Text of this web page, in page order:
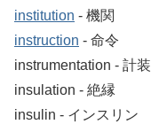
institution ‐ 機関
instruction ‐ 命令
instrumentation ‐ 計装
insulation ‐ 絶縁
insulin ‐ インスリン